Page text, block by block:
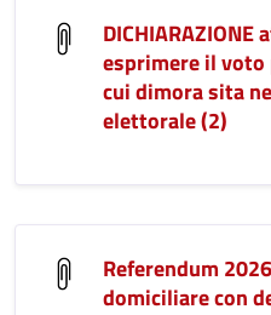
esprimere il voto
cui dimora sita
elettorale (2)
Referendum
domiciliare con